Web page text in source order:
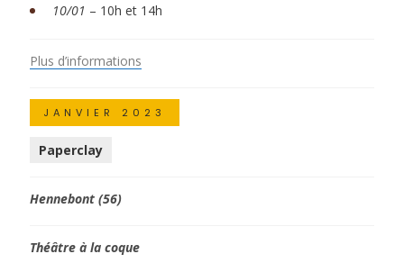
10/01 – 10h et 14h
Plus d’informations
JANVIER 2023
Paperclay
Hennebont (56)
Théâtre à la coque